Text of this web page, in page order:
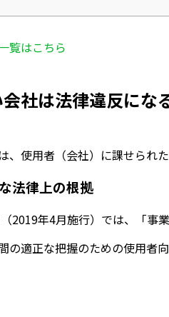
覧はこちら
社は法律違反に
、使用者（会社）に課せられ
法律上の根拠
2019年4月施行）では、「事
の適正な把握のための使用者